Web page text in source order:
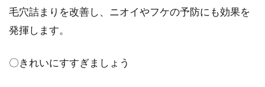
頭痛は、たまに起こる程度であれば、放ってお
毛穴詰まりを改善し、ニオイやフケの予防にも効果を
発揮します。
〇きれいにすすぎましょう